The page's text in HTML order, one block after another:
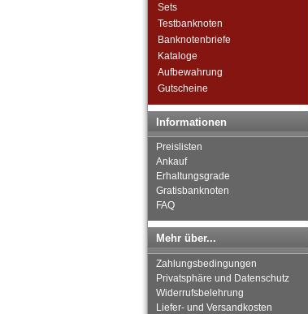
Sets
Testbanknoten
Banknotenbriefe
Kataloge
Aufbewahrung
Gutscheine
Informationen
Preislisten
Ankauf
Erhaltungsgrade
Gratisbanknoten
FAQ
Mehr über...
Zahlungsbedingungen
Privatsphäre und Datenschutz
Widerrufsbelehrung
Liefer- und Versandkosten